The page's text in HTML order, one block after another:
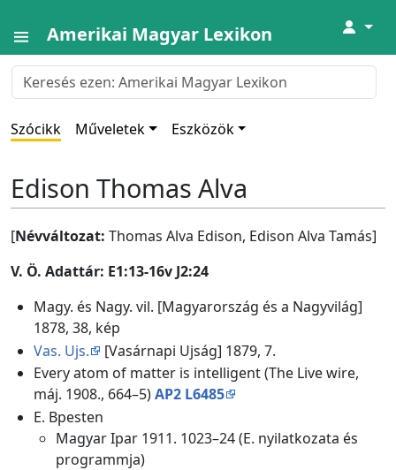
Amerikai Magyar Lexikon ↓
Szócikk Műveletek Eszközök
Edison Thomas Alva
[Névváltozat: Thomas Alva Edison, Edison Alva Tamás]
V. Ö. Adattár: E1:13-16v J2:24
Magy. és Nagy. vil. [Magyarország és a Nagyvilág]
1878, 38, kép
Vas. Ujs.
[Vasárnapi Ujság] 1879, 7.
Every atom of matter is intelligent (The Live wire,
máj. 1908., 664–5)AP2 L6485
E. Bpesten
Magyar Ipar 1911. 1023–24 (E. nyilatkozata és
programmja)